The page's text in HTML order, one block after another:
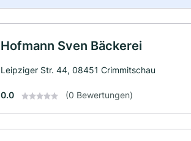
Hofmann Sven Bäckerei
Leipziger Str. 44, 08451 Crimmitschau
0.0 (0 Bewertungen)